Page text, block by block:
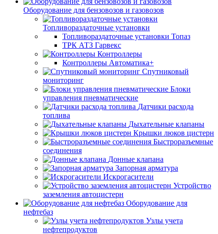
Оборудование для бензовозов и газовозов
Топливораздаточные установки
Топливораздаточные установки Топаз
ТРК АТЗ Гарвекс
Контроллеры
Контроллеры Автоматика+
Спутниковый
мониторинг
Блоки
управления пневматические
Датчики расхода
топлива
Дыхательные клапаны
Крышки люков цистерн
Быстроразъемные
соединения
Донные клапана
Запорная арматура
Искрогасители
Устройство
заземления автоцистерн
Оборудование для
нефтебаз
Узлы учета
нефтепродуктов